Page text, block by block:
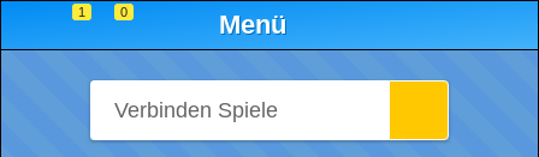
1 0 Menü